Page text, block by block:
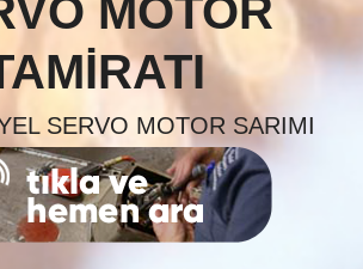
MOTOR
SERVO MOTOR SARIMI